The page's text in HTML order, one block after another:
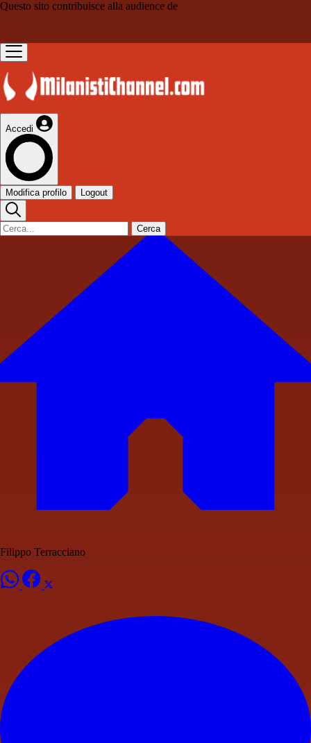
Questo sito contribuisce alla audience de
Accedi
Modifica profilo Logout
Cerca
Filippo Terracciano